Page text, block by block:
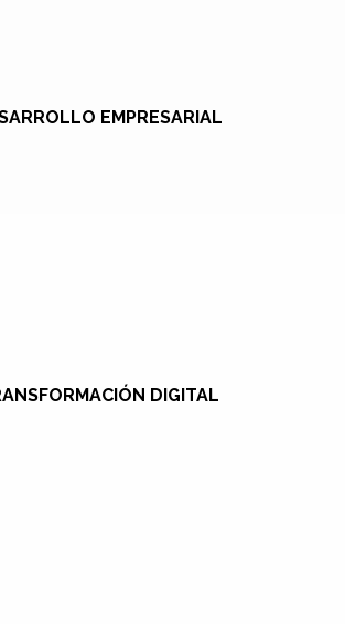
EMPRESARIAL
DIGITAL